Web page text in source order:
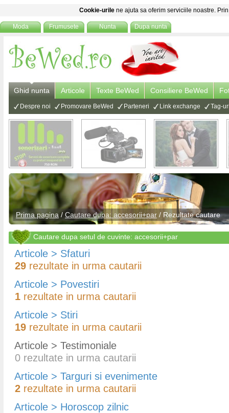
Cookie-urile ne ajuta sa oferim serviciile noastre.
Moda Frumusete Nunta Dupa nunta
Ghid nunta Articole Texte BeWed Consiliere BeWed
Despre noi Promovare BeWed Parteneri Link exchange Tag-
Prima pagina / Cautare dupa: accesorii+par / Rezultate cautare
Cautare dupa setul de cuvinte: accesorii+par
Articole > Sfaturi
29 rezultate in urma cautarii
Articole > Povestiri
1 rezultate in urma cautarii
Articole > Stiri
19 rezultate in urma cautarii
Articole > Testimoniale
0 rezultate in urma cautarii
Articole > Targuri si evenimente
2 rezultate in urma cautarii
Articole > Horoscop zilnic